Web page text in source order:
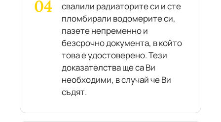
свалили радиаторите си и сте
пломбирали водомерите си,
пазете непременно и
безсрочно документа, в който
това е удостоверено. Тези
доказателства ще са Ви
необходими, в случай че Ви
съдят.